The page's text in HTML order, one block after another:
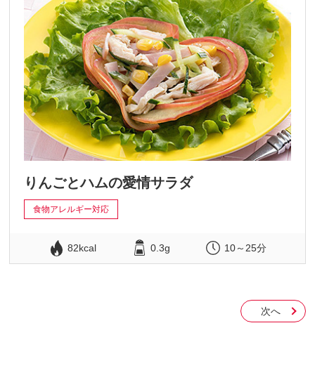
りんごとハムの愛情サラダ
食物アレルギー対応
82kcal 0.3g 10～25分
次へ